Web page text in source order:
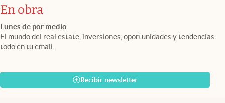
En obra
Lunes de por medio
El mundo del real estate, inversiones, oportunidades y tendencias:
todo en tu email.
Recibir newsletter